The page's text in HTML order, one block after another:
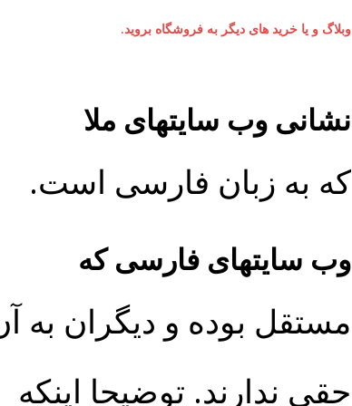
وبلاگ و یا خرید های دیگر به فروشگاه بروید.
نشانی وب سایتهای ملا
که به زبان فارسی
وب سایتهای فارسی که
مستقل بوده و دیگران به
حقی ندارند. توضیحا اینکه